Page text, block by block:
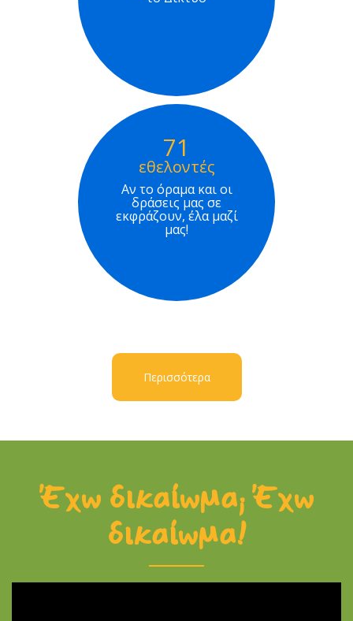
71
εθελοντές
Αν το όραμα και οι
δράσεις μας σε
εκφράζουν, έλα μαζί
μας!
Περισσότερα
Έχω δικαίωμα; Έχω
δικαίωμα!